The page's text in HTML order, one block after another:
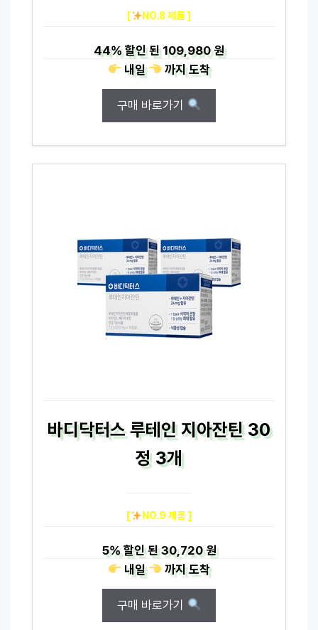
[ NO.8 제품 ]
44%할인 된109,980 원
내일
까지도착
구매 바로가기
바디닥터스 루테인 지아잔틴 30
정 3개
[ NO.9 제품 ]
5%할인 된30,720 원
내일
까지도착
구매 바로가기